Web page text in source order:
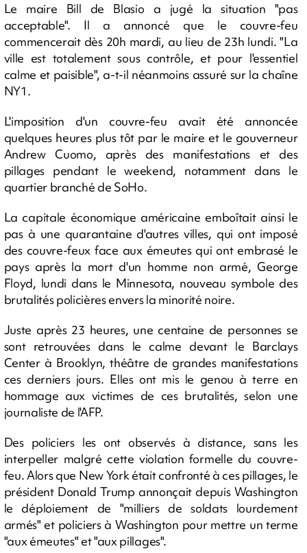
Le maire Bill de Blasio a jugé la situation "pas
acceptable". Il a annoncé que le couvre-feu
commencerait dès 20h mardi, au lieu de 23h lundi. "La
ville est totalement sous contrôle, et pour l'essentiel
calme et paisible", a-t-il néanmoins assuré sur la chaîne
NY1.
L'imposition d'un couvre-feu avait été annoncée
quelques heures plus tôt par le maire et le gouverneur
Andrew Cuomo, après des manifestations et des
pillages pendant le weekend, notamment dans le
quartier branché de SoHo.
La capitale économique américaine emboîtait ainsi le
pas à une quarantaine d'autres villes, qui ont imposé
des couvre-feux face aux émeutes qui ont embrasé le
pays après la mort d'un homme non armé, George
Floyd, lundi dans le Minnesota, nouveau symbole des
brutalités policières envers la minorité noire.
Juste après 23 heures, une centaine de personnes se
sont retrouvées dans le calme devant le Barclays
Center à Brooklyn, théâtre de grandes manifestations
ces derniers jours. Elles ont mis le genou à terre en
hommage aux victimes de ces brutalités, selon une
journaliste de l'AFP.
Des policiers les ont observés à distance, sans les
interpeller malgré cette violation formelle du couvre-
feu. Alors que New York était confronté à ces pillages, le
président Donald Trump annonçait depuis Washington
le déploiement de "milliers de soldats lourdement
armés" et policiers à Washington pour mettre un terme
"aux émeutes" et "aux pillages".